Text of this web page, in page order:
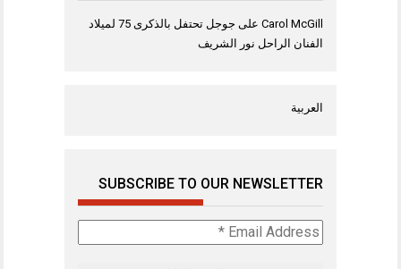
Carol McGill على
جوجل تحتفل بالذكرى 75 لميلاد
الفنان الراحل نور الشريف
العربية
SUBSCRIBE TO OUR NEWSLETTER
Email
Address